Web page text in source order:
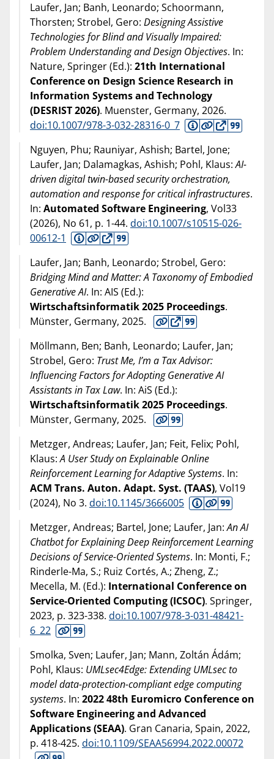
Laufer, Jan; Banh, Leonardo; Schoormann,
Thorsten; Strobel, Gero: Designing Assistive
Technologies for Blind and Visually Impaired:
Problem Understanding and Design Objectives. In:
Nature, Springer (Ed.): 21th International
Conference on Design Science Research in
Information Systems and Technology
(DESRIST 2026). Muenster, Germany, 2026.
doi:10.1007/978-3-032-28316-0_7
Nguyen, Phu; Rauniyar, Ashish; Bartel, Jone;
Laufer, Jan; Dalamagkas, Ashish; Pohl, Klaus:AI-
driven digital twin-based security orchestration,
automation and response for critical infrastructures.
In: Automated Software Engineering, Vol33
(2026), No 61, p. 1-44. doi:10.1007/s10515-026-
00612-1
Laufer, Jan; Banh, Leonardo; Strobel, Gero:
Bridging Mind and Matter: A Taxonomy of Embodied
Generative AI. In: AIS (Ed.):
Wirtschaftsinformatik 2025 Proceedings.
Münster, Germany, 2025.
Möllmann, Ben; Banh, Leonardo; Laufer, Jan;
Strobel, Gero: Trust Me, I’m a Tax Advisor:
Influencing Factors for Adopting Generative AI
Assistants in Tax Law. In: AiS (Ed.):
Wirtschaftsinformatik 2025 Proceedings.
Münster, Germany, 2025.
Metzger, Andreas; Laufer, Jan; Feit, Felix; Pohl,
Klaus:A User Study on Explainable Online
Reinforcement Learning for Adaptive Systems. In:
ACM Trans. Auton. Adapt. Syst. (TAAS), Vol19
(2024), No 3. doi:10.1145/3666005
Metzger, Andreas; Bartel, Jone; Laufer, Jan:An AI
Chatbot for Explaining Deep Reinforcement Learning
Decisions of Service-Oriented Systems. In: Monti, F.;
Rinderle-Ma, S.; Ruiz Cortés, A.; Zheng, Z.;
Mecella, M. (Ed.): International Conference on
Service-Oriented Computing (ICSOC). Springer,
2023, p. 323-338. doi:10.1007/978-3-031-48421-
6_22
Smolka, Sven; Laufer, Jan; Mann, Zoltán Ádám;
Pohl, Klaus: UMLsec4Edge: Extending UMLsec to
model data-protection-compliant edge computing
systems. In: 2022 48th Euromicro Conference on
Software Engineering and Advanced
Applications (SEAA). Gran Canaria, Spain, 2022,
p. 418-425. doi:10.1109/SEAA56994.2022.00072